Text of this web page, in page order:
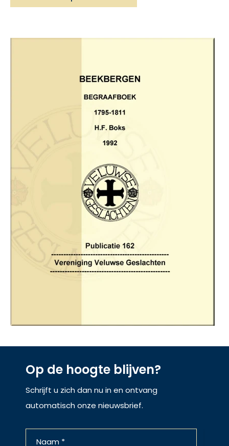
Op de hoogte blijven?
Schrijft u zich dan nu in en ontvang
automatisch onze nieuwsbrief.